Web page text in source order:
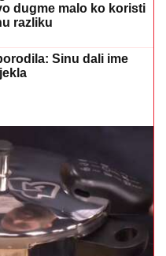
dugme malo ko koristi
razliku
Sinu dali ime